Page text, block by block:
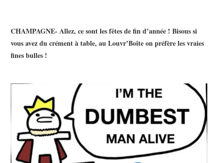
CHAMPAGNE- Allez, ce sont les fêtes de fin d’année ! Bisous si
vous avez du crément à table, au Louvr’Boîte on préfère les vraies
fines bulles !